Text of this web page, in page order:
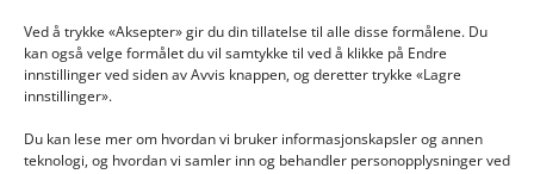
Ved å trykke «Aksepter» gir du din tillatelse til alle disse formålene. Du
kan også velge formålet du vil samtykke til ved å klikke på Endre
innstillinger ved siden av Avvis knappen, og deretter trykke «Lagre
innstillinger».
Du kan lese mer om hvordan vi bruker informasjonskapsler og annen
teknologi, og hvordan vi samler inn og behandler personopplysninger ved
INFORMASJON